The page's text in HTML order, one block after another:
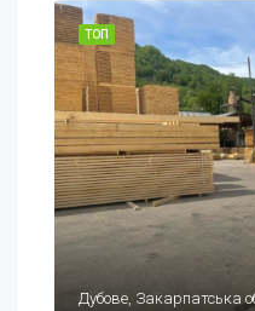
ТОП
Дубове, Закарпатська